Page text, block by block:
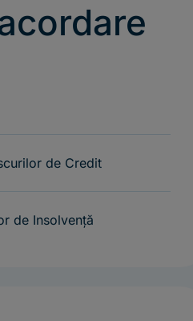
de Credit
de Insolvență